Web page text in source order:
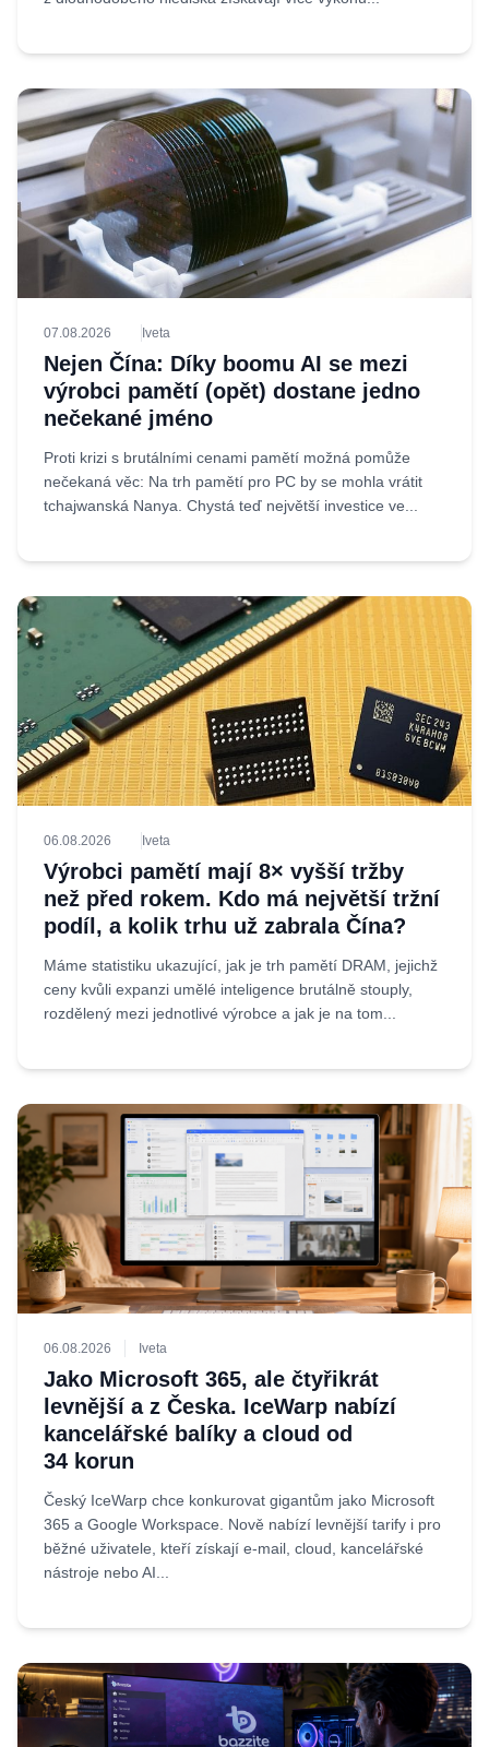
07.08.2026 Iveta
Nejen Čína: Díky boomu AI se mezi
výrobci pamětí (opět) dostane jedno
nečekané jméno
Proti krizi s brutálními cenami pamětí možná pomůže
nečekaná věc: Na trh pamětí pro PC by se mohla vrátit
tchajwanská Nanya. Chystá teď největší investice ve...
06.08.2026 Iveta
Výrobci pamětí mají 8× vyšší tržby
než před rokem. Kdo má největší tržní
podíl, a kolik trhu už zabrala Čína?
Máme statistiku ukazující, jak je trh pamětí DRAM, jejichž
ceny kvůli expanzi umělé inteligence brutálně stouply,
rozdělený mezi jednotlivé výrobce a jak je na tom...
06.08.2026 Iveta
Jako Microsoft 365, ale čtyřikrát
levnější a z Česka. IceWarp nabízí
kancelářské balíky a cloud od
34 korun
Český IceWarp chce konkurovat gigantům jako Microsoft
365 a Google Workspace. Nově nabízí levnější tarify i pro
běžné uživatele, kteří získají e-mail, cloud, kancelářské
nástroje nebo AI...